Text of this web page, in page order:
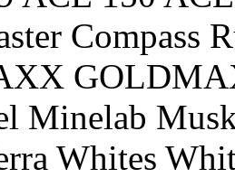
Compass
Minelab
Whites